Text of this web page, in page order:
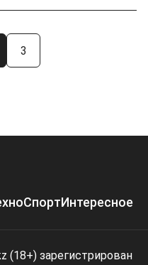
3
СпортИнтересное
(18+) зарегистрирован